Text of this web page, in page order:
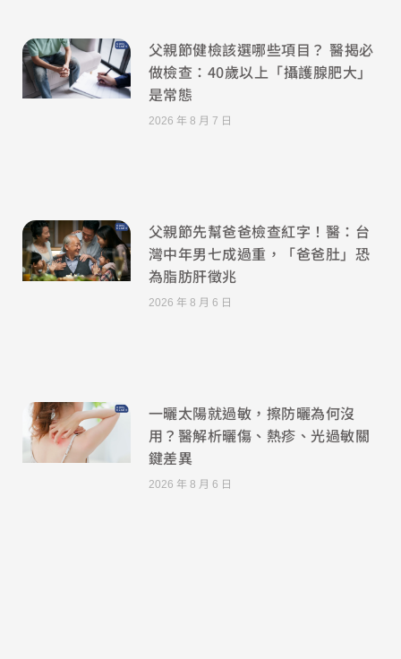
父親節健檢該選哪些項目？ 醫揭必
做檢查：40歲以上「攝護腺肥大」
是常態
2026 年 8 月 7 日
父親節先幫爸爸檢查紅字！醫：台
灣中年男七成過重，「爸爸肚」恐
為脂肪肝徵兆
2026 年 8 月 6 日
一曬太陽就過敏，擦防曬為何沒
用？醫解析曬傷、熱疹、光過敏關
鍵差異
2026 年 8 月 6 日